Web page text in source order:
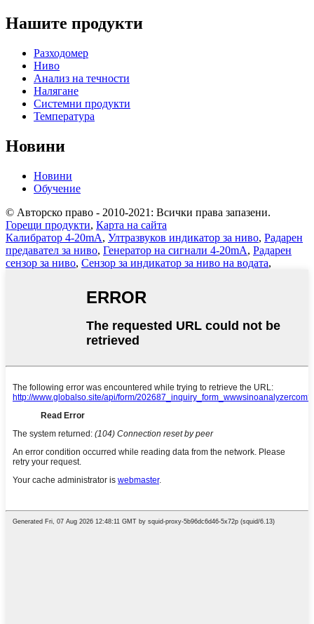
Нашите продукти
Разходомер
Ниво
Анализ на течности
Налягане
Системни продукти
Температура
Новини
Новини
Обучение
© Авторско право - 2010-2021: Всички права запазени.
Горещи продукти, Карта на сайта
Калибратор 4-20mA, Ултразвуков индикатор за ниво, Радарен
предавател за ниво, Генератор на сигнали 4-20mA, Радарен
сензор за ниво, Сензор за индикатор за ниво на водата,